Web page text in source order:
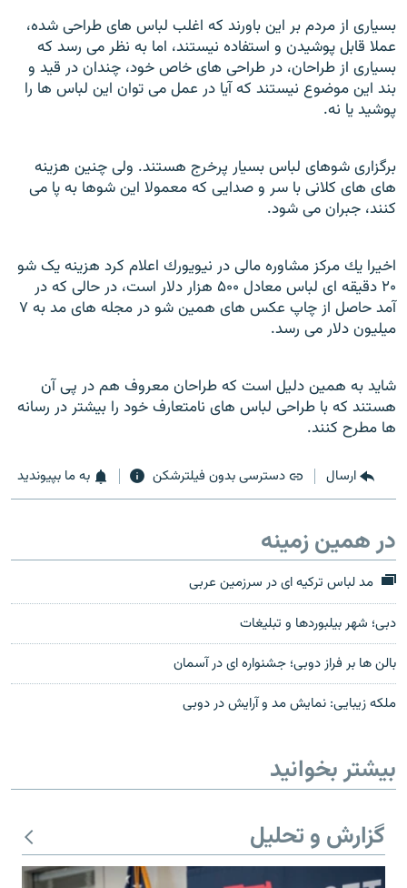
بسياری از مردم بر اين باورند که اغلب لباس های طراحی شده،
عملا قابل پوشيدن و استفاده نيستند، اما به نظر می رسد که
بسياری از طراحان، در طراحی های خاص خود، چندان در قيد و
بند اين موضوع نيستند که آيا در عمل می توان اين لباس ها را
پوشيد يا نه.
برگزارى شوهاى لباس بسيار پرخرج هستند. ولی چنين هزينه
های هاى كلانى با سر و صدايی که معمولا اين شوها به پا می
کنند، جبران می شود.
اخيرا يك مركز مشاوره مالى در نيويورك اعلام كرد هزينه يک شو
۲۰ دقيقه اى لباس معادل ۵۰۰ هزار دلار است، در حالى كه در
آمد حاصل از چاپ عكس هاى همين شو در مجله هاى مد به ۷
ميليون دلار مى رسد.
شايد به همين دليل است که طراحان معروف هم در پی آن
هستند که با طراحی لباس های نامتعارف خود را بيشتر در رسانه
ها مطرح کنند.
ارسال دسترسی بدون فیلترشکن به ما بپیوندید
در همین زمینه
مد لباس ترکيه ای در سرزمين عربی
دبی؛ شهر بيلبوردها و تبليغات
بالن ها بر فراز دوبی؛ جشنواره ای در آسمان
ملکه زيبايی: نمایش مد و آرايش در دوبی
بیشتر بخوانید
گزارش و تحلیل